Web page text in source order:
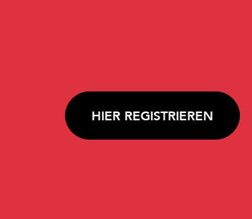
HIER REGISTRIEREN